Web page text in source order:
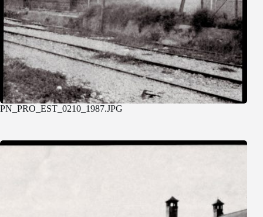
PN_PRO_EST_0210_1987.JPG